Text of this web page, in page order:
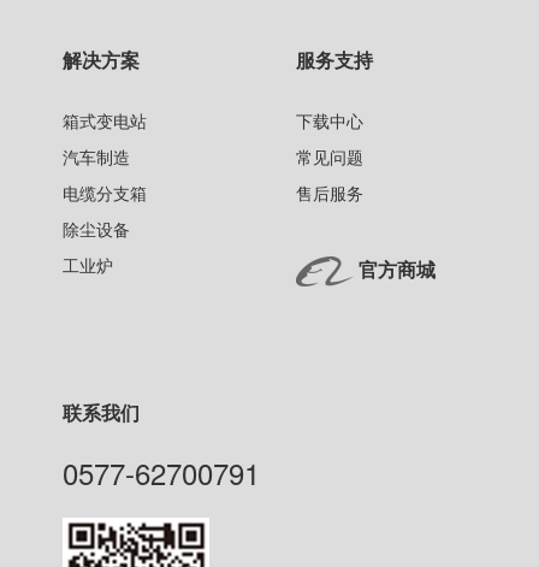
解决方案
箱式变电站
汽车制造
电缆分支箱
除尘设备
工业炉
服务支持
下载中心
常见问题
售后服务
官方商城
联系我们
0577-62700791